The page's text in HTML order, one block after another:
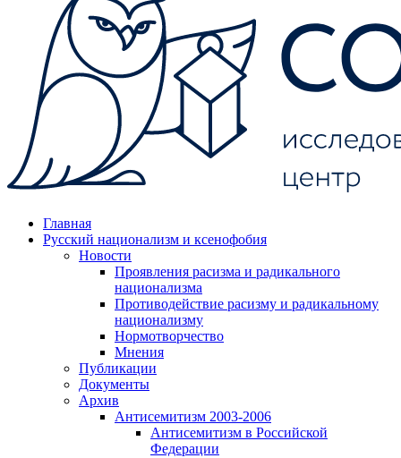
Главная
Русский национализм и ксенофобия
Новости
Проявления расизма и радикального
национализма
Противодействие расизму и радикальному
национализму
Нормотворчество
Мнения
Публикации
Документы
Архив
Антисемитизм 2003-2006
Антисемитизм в Российской
Федерации